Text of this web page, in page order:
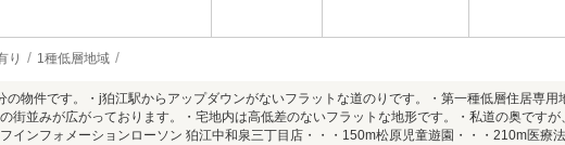
り 1種低層地域
の物件です。・j狛江駅からアップダウンがないフラットな道のりです。・第一種低層住居専用
街並みが広がっております。・宅地内は高低差のないフラットな地形です。・私道の奥です
インフォメーションローソン 狛江中和泉三丁目店・・・150m松原児童遊園・・・210m医療